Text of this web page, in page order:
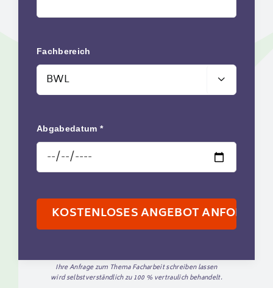
Fachbereich

Abgabedatum *
Ihre Anfrage zum Thema Facharbeit schreiben lassen
wird selbstverständlich zu 100 % vertraulich behandelt.